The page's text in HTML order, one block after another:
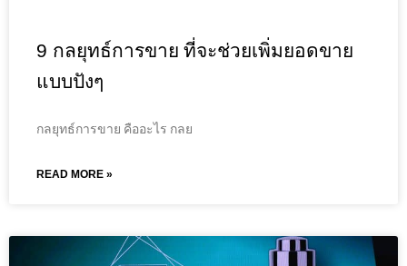
9 กลยุทธ์การขาย ที่จะช่วยเพิ่มยอดขาย
แบบปังๆ
กลยุทธ์การขาย คืออะไร กลย
READ MORE »